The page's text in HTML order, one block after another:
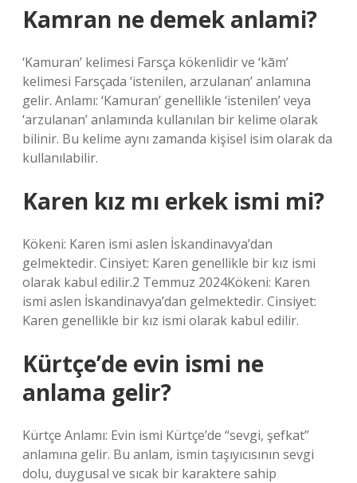
Kamran ne demek anlami?
‘Kamuran’ kelimesi Farsça kökenlidir ve ‘kām’
kelimesi Farsçada ‘istenilen, arzulanan’ anlamına
gelir. Anlamı: ‘Kamuran’ genellikle ‘istenilen’ veya
‘arzulanan’ anlamında kullanılan bir kelime olarak
bilinir. Bu kelime aynı zamanda kişisel isim olarak da
kullanılabilir.
Karen kız mı erkek ismi mi?
Kökeni: Karen ismi aslen İskandinavya’dan
gelmektedir. Cinsiyet: Karen genellikle bir kız ismi
olarak kabul edilir.2 Temmuz 2024Kökeni: Karen
ismi aslen İskandinavya’dan gelmektedir. Cinsiyet:
Karen genellikle bir kız ismi olarak kabul edilir.
Kürtçe’de evin ismi ne
anlama gelir?
Kürtçe Anlamı: Evin ismi Kürtçe’de “sevgi, şefkat”
anlamına gelir. Bu anlam, ismin taşıyıcısının sevgi
dolu, duygusal ve sıcak bir karaktere sahip